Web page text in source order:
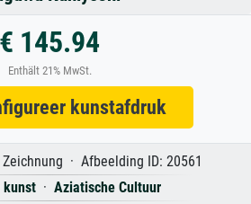
€ 145.94
Enthält 21% MwSt.
kunstafdruk
· Afbeelding ID: 20561
kunst· Aziatische Cultuur